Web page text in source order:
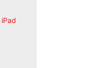
iPad